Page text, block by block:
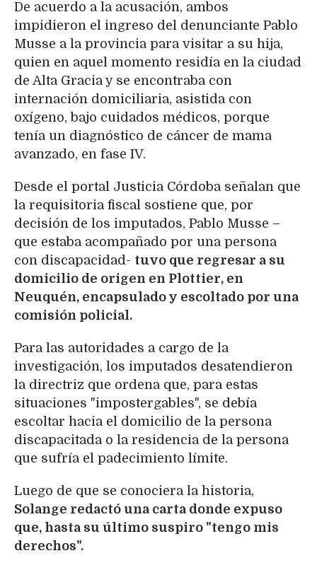
De acuerdo a la acusación, ambos
impidieron el ingreso del denunciante Pablo
Musse a la provincia para visitar a su hija,
quien en aquel momento residía en la ciudad
de Alta Gracia y se encontraba con
internación domiciliaria, asistida con
oxígeno, bajo cuidados médicos, porque
tenía un diagnóstico de cáncer de mama
avanzado, en fase IV.
Desde el portal Justicia Córdoba señalan que
la requisitoria fiscal sostiene que, por
decisión de los imputados, Pablo Musse –
que estaba acompañado por una persona
con discapacidad- tuvo que regresar a su
domicilio de origen en Plottier, en
Neuquén, encapsulado y escoltado por una
comisión policial.
Para las autoridades a cargo de la
investigación, los imputados desatendieron
la directriz que ordena que, para estas
situaciones "impostergables", se debía
escoltar hacia el domicilio de la persona
discapacitada o la residencia de la persona
que sufría el padecimiento límite.
Luego de que se conociera la historia,
Solange redactó una carta donde expuso
que, hasta su último suspiro "tengo mis
derechos".